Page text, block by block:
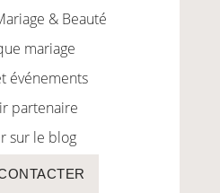
& Beauté
mariage
événements
partenaire
sur le blog